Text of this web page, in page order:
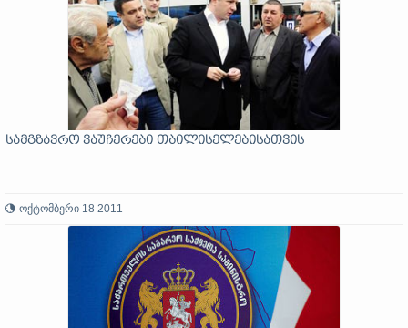
სამგზავრო ვაუჩერები თბილისელებისათვის
ოქტომბერი 18 2011